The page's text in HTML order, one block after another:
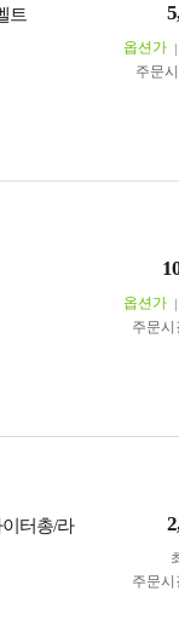
트
옵션가
주문
옵션가
주문시
터총/라
주문시